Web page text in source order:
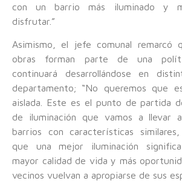
con un barrio más iluminado y
disfrutar.”
Asimismo, el jefe comunal
obras forman parte de una
continuará desarrollándose en
departamento; “No queremos que
aislada. Este es el punto de partida
de iluminación que vamos a llevar
barrios con características
que una mejor iluminación
mayor calidad de vida y más
vecinos vuelvan a apropiarse de sus